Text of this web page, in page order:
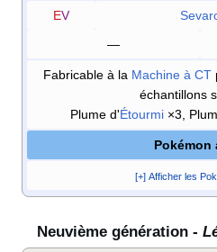
EV
—
Fabricable à la Machine à CT
échantillons
Plume d'Étourmi ×3,
Pokémon
[+] Afficher les
Neuvième génération -